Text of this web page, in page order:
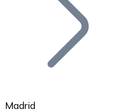
Madrid